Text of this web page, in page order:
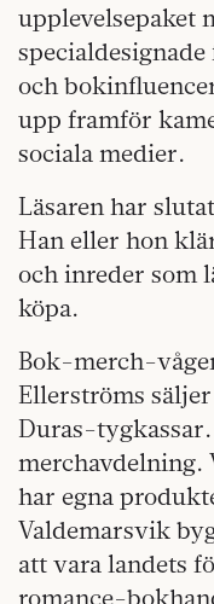
upplevelsepaket
och
upp framför
sociala medier.
Läsaren har
Han eller hon
och inreder som
köpa.
Bok-merch-
Ellerströms
Duras-
merchavdelning.
har egna
Valdemarsvik
att vara landets
romance-